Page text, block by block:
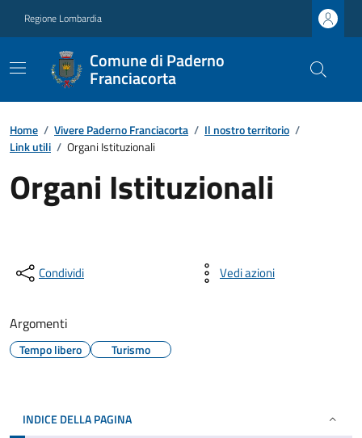
Regione Lombardia
Comune di Paderno
Franciacorta
Home / Vivere Paderno Franciacorta / Il nostro territorio /
Link utili / Organi Istituzionali
Organi Istituzionali
Condividi Vedi azioni
Argomenti
Tempo libero Turismo
INDICE DELLA PAGINA